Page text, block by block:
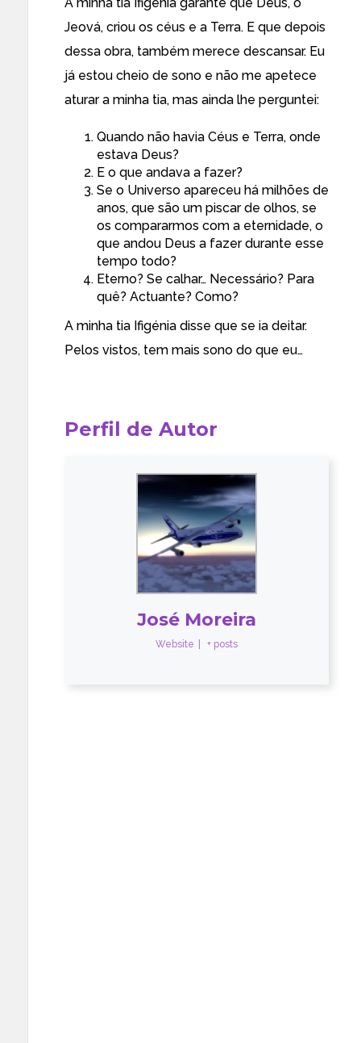
Jeová, criou os céus e a Terra. E que depois
dessa obra, também merece descansar. Eu
já estou cheio de sono e não me apetece
aturar a minha tia, mas ainda lhe perguntei:
Quando não havia Céus e Terra, onde
estava Deus?
E o que andava a fazer?
Se o Universo apareceu há milhões de
anos, que são um piscar de olhos, se
os compararmos com a eternidade, o
que andou Deus a fazer durante esse
tempo todo?
Eterno? Se calhar… Necessário? Para
quê? Actuante? Como?
A minha tia Ifigénia disse que se ia deitar.
Pelos vistos, tem mais sono do que eu…
Perfil de Autor
José Moreira
Website + posts